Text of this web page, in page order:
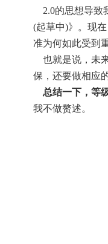
(起草中)》。现
准为何如此受到
保，还要做相应
总结一下
我不做赘述。